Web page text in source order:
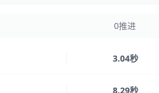
0推进
3.04秒
8.29秒